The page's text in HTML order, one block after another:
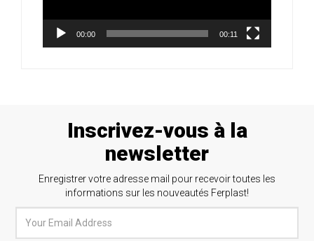
00:00 00:11
Inscrivez-vous à la
newsletter
Enregistrer votre adresse mail pour recevoir toutes les
informations sur les nouveautés Ferplast!